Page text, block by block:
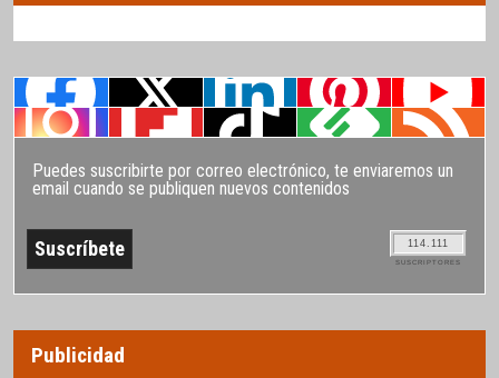
Puedes suscribirte por correo electrónico, te enviaremos un
email cuando se publiquen nuevos contenidos
114.111
SUSCRIPTORES
Publicidad